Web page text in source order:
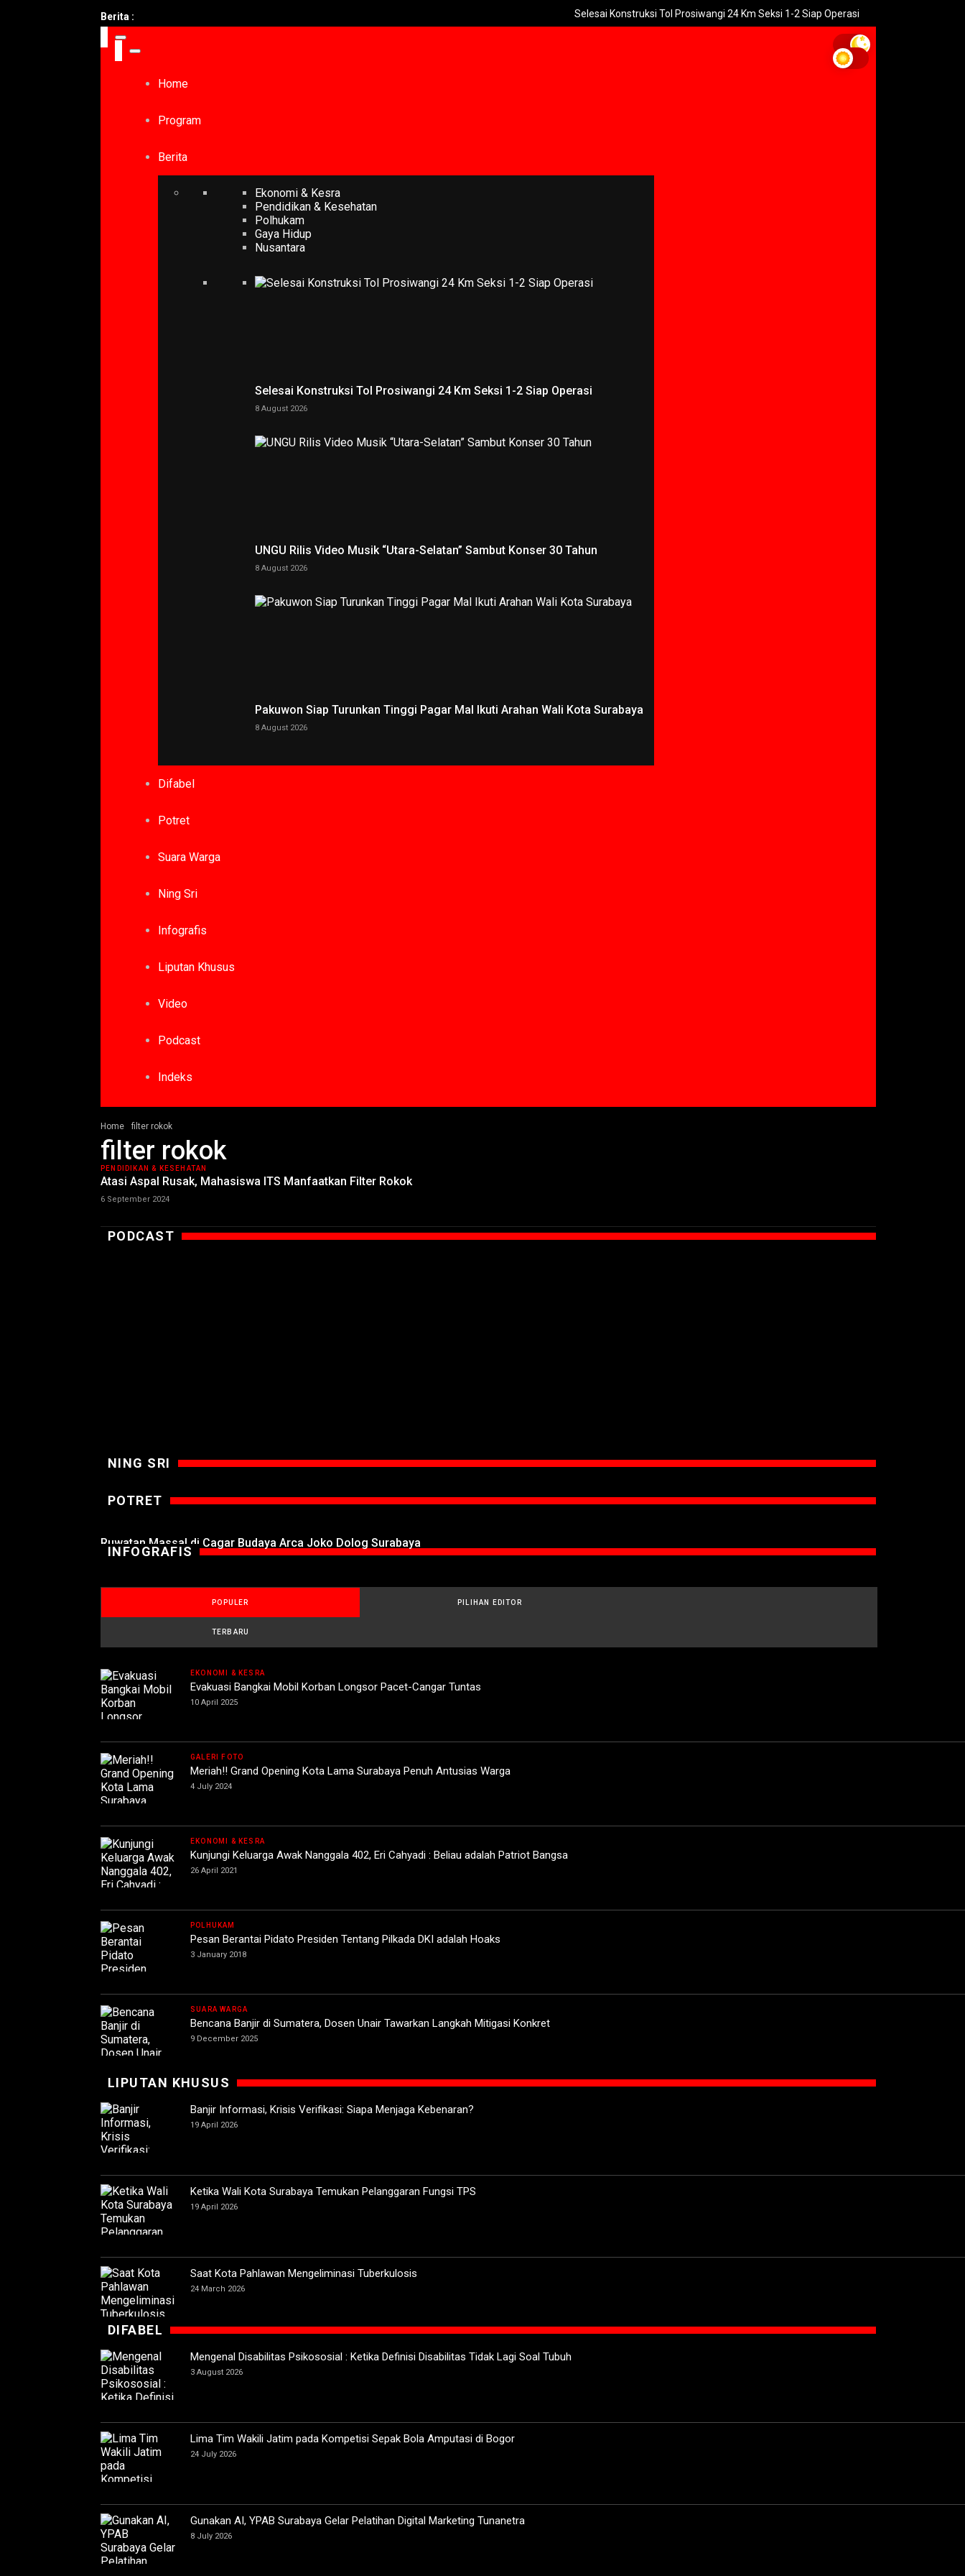
Berita : Selesai Konstruksi Tol Prosiwangi 24 Km Seksi 1-2 Siap Operasi UNGU Rilis Video Musik
Home
Program
Berita
Ekonomi & Kesra
Pendidikan & Kesehatan
Polhukam
Gaya Hidup
Nusantara
Selesai Konstruksi Tol Prosiwangi 24 Km Seksi 1-2 Siap Operasi
8 August 2026
UNGU Rilis Video Musik “Utara-Selatan” Sambut Konser 30 Tahun
8 August 2026
Pakuwon Siap Turunkan Tinggi Pagar Mal Ikuti Arahan Wali Kota Surabaya
8 August 2026
Difabel
Potret
Suara Warga
Ning Sri
Infografis
Liputan Khusus
Video
Podcast
Indeks
Home filter rokok
filter rokok
PENDIDIKAN & KESEHATAN
Atasi Aspal Rusak, Mahasiswa ITS Manfaatkan Filter Rokok
6 September 2024
PODCAST
NING SRI
POTRET
Ruwatan Massal di Cagar Budaya Arca Joko Dolog Surabaya
INFOGRAFIS
POPULER PILIHAN EDITOR
TERBARU
EKONOMI & KESRA
Evakuasi Bangkai Mobil Korban Longsor Pacet-Cangar Tuntas
10 April 2025
GALERI FOTO
Meriah!! Grand Opening Kota Lama Surabaya Penuh Antusias Warga
4 July 2024
EKONOMI & KESRA
Kunjungi Keluarga Awak Nanggala 402, Eri Cahyadi : Beliau adalah Patriot Bangsa
26 April 2021
POLHUKAM
Pesan Berantai Pidato Presiden Tentang Pilkada DKI adalah Hoaks
3 January 2018
SUARA WARGA
Bencana Banjir di Sumatera, Dosen Unair Tawarkan Langkah Mitigasi Konkret
9 December 2025
LIPUTAN KHUSUS
Banjir Informasi, Krisis Verifikasi: Siapa Menjaga Kebenaran?
19 April 2026
Ketika Wali Kota Surabaya Temukan Pelanggaran Fungsi TPS
19 April 2026
Saat Kota Pahlawan Mengeliminasi Tuberkulosis
24 March 2026
DIFABEL
Mengenal Disabilitas Psikososial : Ketika Definisi Disabilitas Tidak Lagi Soal Tubuh
3 August 2026
Lima Tim Wakili Jatim pada Kompetisi Sepak Bola Amputasi di Bogor
24 July 2026
Gunakan AI, YPAB Surabaya Gelar Pelatihan Digital Marketing Tunanetra
8 July 2026